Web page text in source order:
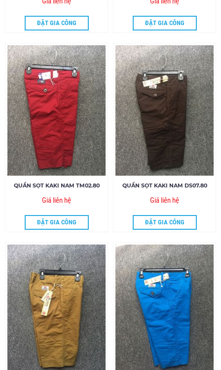
ĐẶT GIA CÔNG ĐẶT GIA CÔNG
QUẦN SỌT KAKI NAM TM02.80
Giá liên hệ
ĐẶT GIA CÔNG
QUẦN SỌT KAKI NAM DS07.80
Giá liên hệ
ĐẶT GIA CÔNG